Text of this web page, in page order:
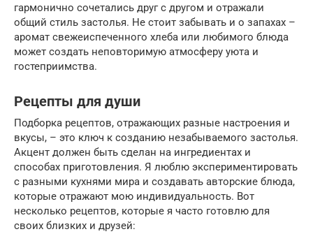
гармонично сочетались друг с другом и отражали
общий стиль застолья. Не стоит забывать и о запахах –
аромат свежеиспеченного хлеба или любимого блюда
может создать неповторимую атмосферу уюта и
гостеприимства.
Рецепты для души
Подборка рецептов, отражающих разные настроения и
вкусы, – это ключ к созданию незабываемого застолья.
Акцент должен быть сделан на ингредиентах и
способах приготовления. Я люблю экспериментировать
с разными кухнями мира и создавать авторские блюда,
которые отражают мою индивидуальность. Вот
несколько рецептов, которые я часто готовлю для
своих близких и друзей: